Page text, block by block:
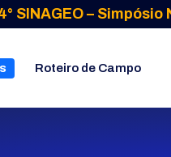
SINAGEO –
Roteiro de Campo